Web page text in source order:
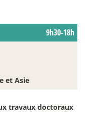
9h30-18h
et Asie
travaux doctoraux